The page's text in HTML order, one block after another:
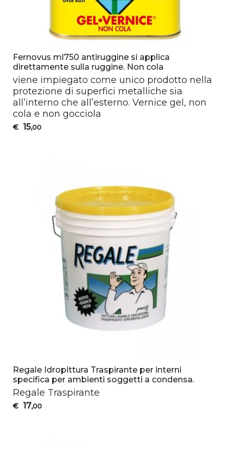
Fernovus ml750 antiruggine si applica
direttamente sulla ruggine. Non cola
viene impiegato come unico prodotto nella
protezione di superfici metalliche sia
all’interno che all’esterno. Vernice gel, non
cola e non gocciola
€ 15,00
Regale Idropittura Traspirante per interni
specifica per ambienti soggetti a condensa.
Regale Traspirante
€ 17,00